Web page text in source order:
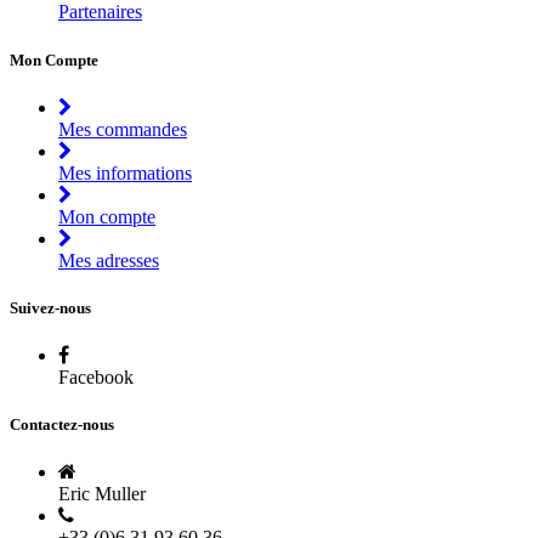
Partenaires
Mon Compte
Mes commandes
Mes informations
Mon compte
Mes adresses
Suivez-nous
Facebook
Contactez-nous
Eric Muller